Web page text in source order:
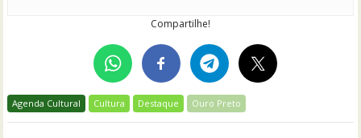
Compartilhe!
Agenda Cultural Cultura Destaque Ouro Preto